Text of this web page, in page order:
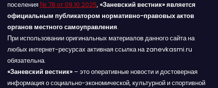
поселения № 78 от 09.10.2025, «Заневский вестник» является
официальным публикатором нормативно-правовых актов
органов местного самоуправления.
При использовании оригинальных материалов данного сайта на
любых интернет-ресурсах активная ссылка на zanevkasmi.ru
обязательна.
«Заневский вестник» – это оперативные новости и достоверная
информация о социально-экономической, культурной и спортивной